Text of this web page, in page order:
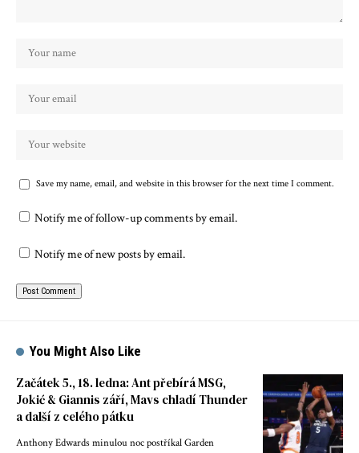
Save my name, email, and website in this browser for the next time I comment.
Notify me of follow-up comments by email.
Notify me of new posts by email.
You Might Also Like
Začátek 5., 18. ledna: Ant přebírá MSG,
Jokić & Giannis září, Mavs chladí Thunder
a další z celého pátku
Anthony Edwards minulou noc postříkal Garden